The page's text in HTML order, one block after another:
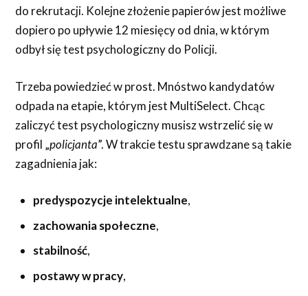
do rekrutacji. Kolejne złożenie papierów jest możliwe
dopiero po upływie 12 miesięcy od dnia, w którym
odbył się test psychologiczny do Policji.
Trzeba powiedzieć w prost. Mnóstwo kandydatów
odpada na etapie, którym jest MultiSelect. Chcąc
zaliczyć test psychologiczny musisz wstrzelić się w
profil „policjanta”. W trakcie testu sprawdzane są takie
zagadnienia jak:
predyspozycje intelektualne,
zachowania społeczne,
stabilność,
postawy w pracy,